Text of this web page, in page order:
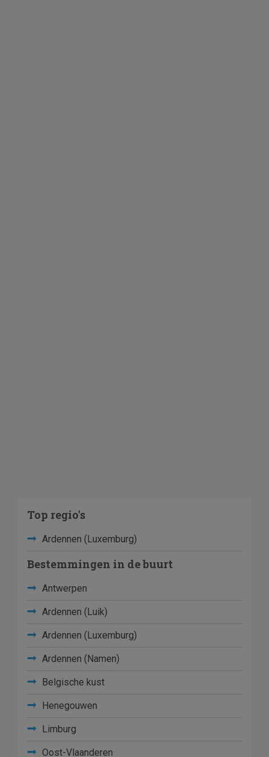
Top regio's
Ardennen (Luxemburg)
Bestemmingen in de buurt
Antwerpen
Ardennen (Luik)
Ardennen (Luxemburg)
Ardennen (Namen)
Belgische kust
Henegouwen
Limburg
Oost-Vlaanderen